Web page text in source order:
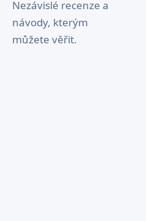
Nezávislé recenze a
návody, kterým
můžete věřit.